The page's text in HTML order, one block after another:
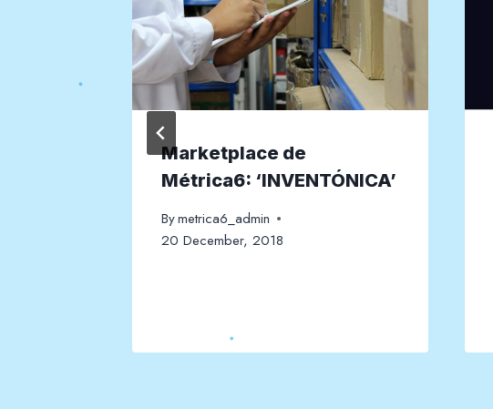
Marketplace de
Métrica6: ‘INVENTÓNICA’
Bymetrica6_admin
20 December, 2018